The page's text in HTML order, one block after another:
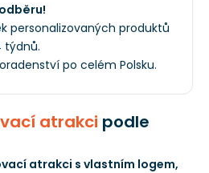
personalizovaných produktů
týdnů.
po celém Polsku.
atrakci podle
atrakci s vlastním logem,